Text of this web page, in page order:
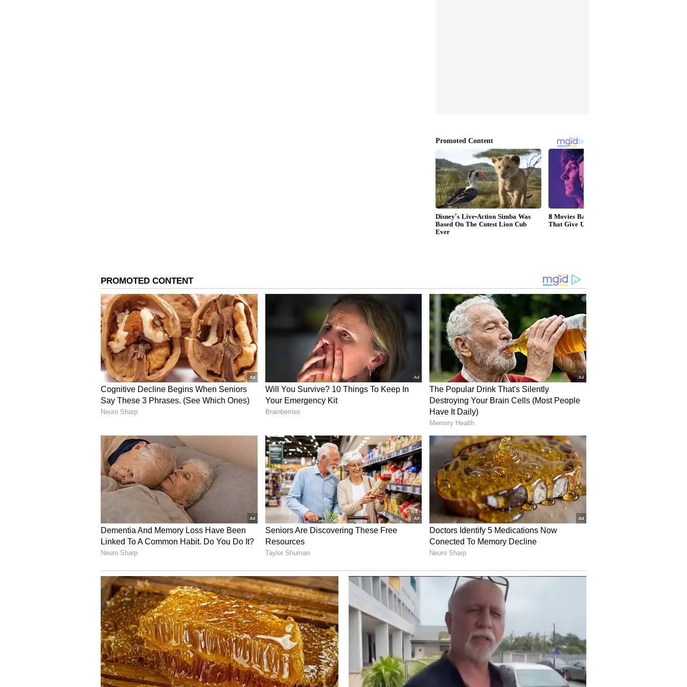
ರಾಷ್ಟ್ರೀಯ ಕಾರ್ಯದರ್ಶಿ ಸುರೇಂದ್ರ ಮೆಹ್ತಾ ತಿಳಿಸಿದ್ದಾರೆ. ಬೆಲೆಗಳು ಮತ್ತಷ್ಟು ಕುಸಿಯಬಹುದು ಎಂಬ ಭೀತಿಯೇ
ಜನರನ್ನು ಈ ನಿರ್ಧಾರಕ್ಕೆ ತಳ್ಳುತ್ತಿದೆ.
4
6
Image Credit :AI Image
ಚಿನ್ನ ಮರುಬಳಕೆ (Gold Recycling) ಉದ್ಯಮಕ್ಕೆ ಬೂಸ್ಟ್
ಈ ಪ್ರವೃತ್ತಿಯು ಭಾರತದ ಸಂಘಟಿತ ಚಿನ್ನ ಮರುಬಳಕೆ ಕ್ಷೇತ್ರಕ್ಕೆ ಹೊಸ ಜೀವ ನೀಡಿದೆ. ಮುತ್ಹೂಟ್ ಎಕ್ಸಿಮ್